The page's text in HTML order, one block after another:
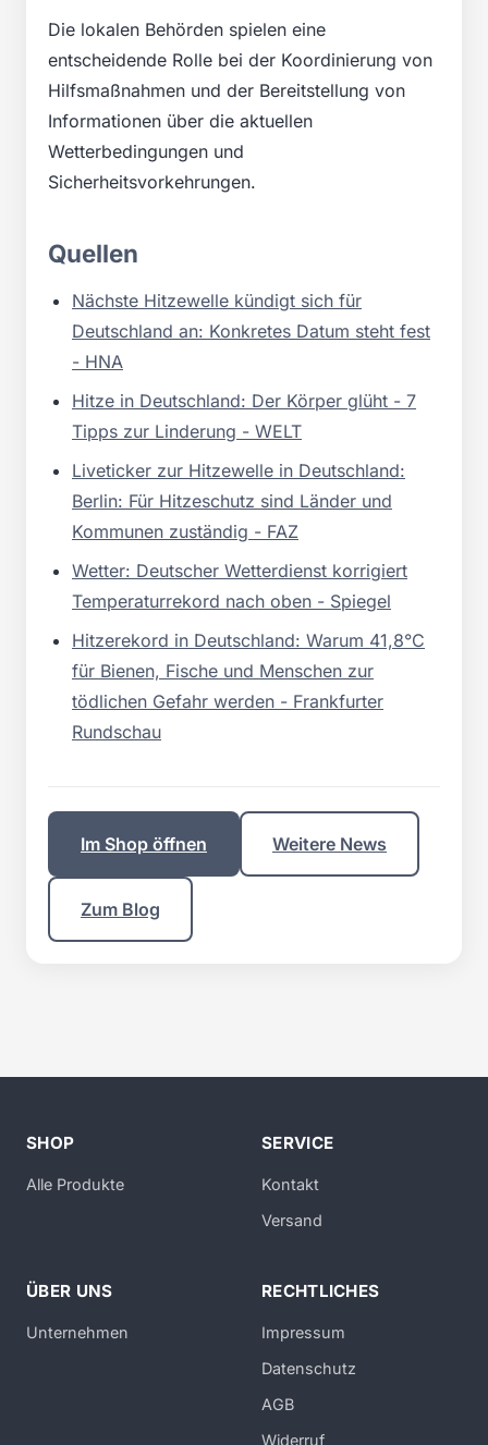
Die lokalen Behörden spielen eine
entscheidende Rolle bei der Koordinierung von
Hilfsmaßnahmen und der Bereitstellung von
Informationen über die aktuellen
Wetterbedingungen und
Sicherheitsvorkehrungen.
Quellen
Nächste Hitzewelle kündigt sich für
Deutschland an: Konkretes Datum steht fest
- HNA
Hitze in Deutschland: Der Körper glüht - 7
Tipps zur Linderung - WELT
Liveticker zur Hitzewelle in Deutschland:
Berlin: Für Hitzeschutz sind Länder und
Kommunen zuständig - FAZ
Wetter: Deutscher Wetterdienst korrigiert
Temperaturrekord nach oben - Spiegel
Hitzerekord in Deutschland: Warum 41,8°C
für Bienen, Fische und Menschen zur
tödlichen Gefahr werden - Frankfurter
Rundschau
Im Shop öffnen Weitere News
Zum Blog
SHOP
Alle Produkte
SERVICE
Kontakt
Versand
ÜBER UNS
Unternehmen
RECHTLICHES
Impressum
Datenschutz
AGB
Widerruf